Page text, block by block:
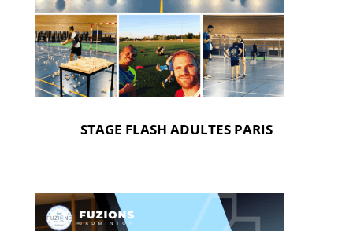
STAGE FLASH ADULTES PARIS